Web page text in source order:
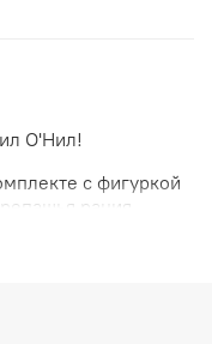
О'Нил!
с фигуркой
рация,
со штативом.